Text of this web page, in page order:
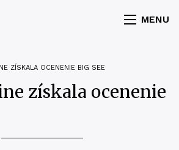
MENU
ZÍSKALA OCENENIE BIG SEE
získala ocenenie